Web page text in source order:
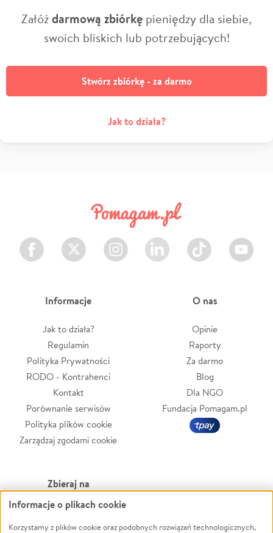
Załóżdarmową zbiórkę pieniędzy dla siebie,
swoich bliskich lub potrzebujących!
Stwórz zbiórkę - za darmo
Jak to działa?
Facebook Twitter Instagram LinkedIn TikTok Youtube
Informacje
Jak to działa?
Regulamin
Polityka Prywatności
RODO - Kontrahenci
Kontakt
Porównanie serwisów
Polityka plików cookie
Zarządzaj zgodami cookie
O nas
Opinie
Raporty
Za darmo
Blog
Dla NGO
Fundacja Pomagam.pl
Zbieraj na
Leczenie
Zwierzęta
Powódź
Informacje o plikach cookie
Korzystamy z plików cookie oraz podobnych rozwiązań technologicznych,